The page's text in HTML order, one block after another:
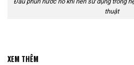
thuật
XEM THÊM